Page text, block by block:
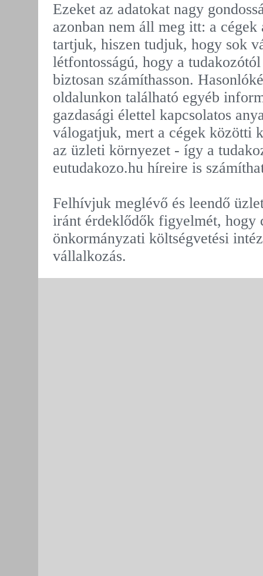
Ezeket az adatokat nagy
azonban nem áll meg itt: a
tartjuk, hiszen tudjuk, hogy sok
létfontosságú, hogy a
biztosan számíthasson.
oldalunkon található egyéb
gazdasági élettel kapcsolatos
válogatjuk, mert a cégek közötti
az üzleti környezet - így a
eutudakozo.hu híreire is
Felhívjuk meglévő és leendő
iránt érdeklődők figyelmét, hogy
önkormányzati költségvetési
vállalkozás.